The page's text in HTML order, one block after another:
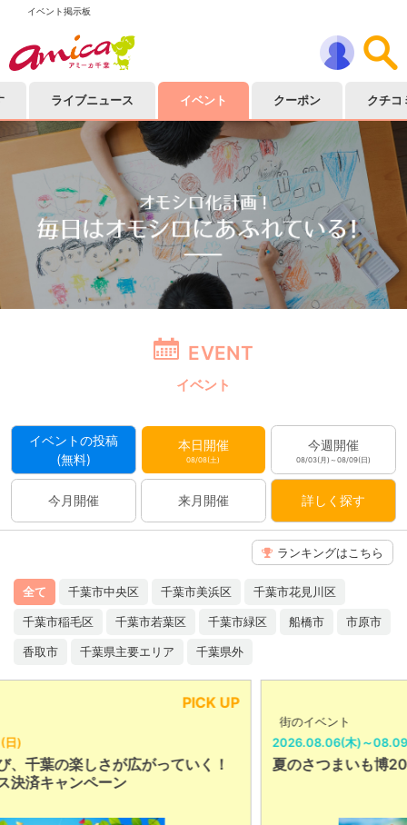
イベント掲示板
ライブニュース イベント クーポン クチコ
EVENT
イベント
本日開催
08/08(土)
今週開催
08/03(月)～08/09(日)
今月開催 来月開催 詳しく探す
イベントの投稿
(無料)
ランキングはこちら
全て 千葉市中央区 千葉市美浜区 千葉市花見川区
千葉市稲毛区 千葉市若葉区 千葉市緑区 船橋市 市原市
香取市 千葉県主要エリア 千葉県外
く！ 夏のさつまいも博2026